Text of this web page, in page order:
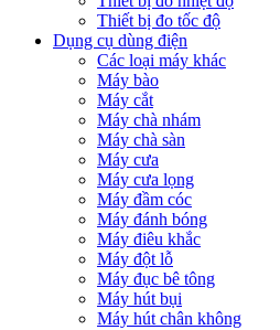
Thiết bị đo tốc độ
Dụng cụ dùng điện
Các loại máy khác
Máy bào
Máy cắt
Máy chà nhám
Máy chà sàn
Máy cưa
Máy cưa lọng
Máy đầm cóc
Máy đánh bóng
Máy điêu khắc
Máy đột lỗ
Máy đục bê tông
Máy hút bụi
Máy hút chân không